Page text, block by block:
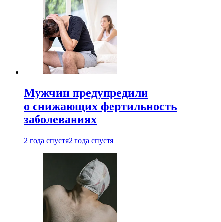
Мужчин предупредили
о снижающих фертильность
заболеваниях
2 года спустя2 года спустя